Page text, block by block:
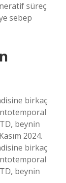
süreç
sebep
birkaç
beynin
2024.
birkaç
beynin